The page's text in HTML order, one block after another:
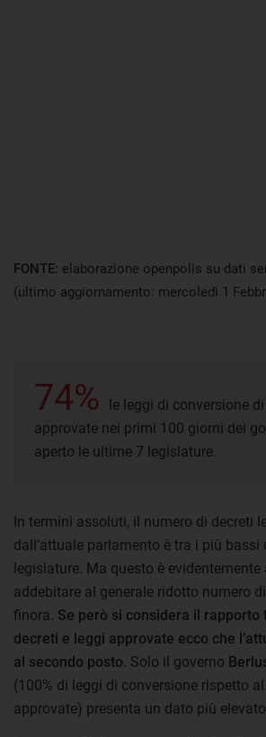
FONTE: elaborazione openpolis su dati
(ultimo aggiornamento: mercoledì 1
74%
le leggi di conversione
approvate nei primi 100 giorni dei
aperto le ultime 7 legislature.
In termini assoluti, il numero di decreti
dall’attuale parlamento è tra i più bassi
legislature. Ma questo è evidentemente
addebitare al generale ridotto numero
finora. Se però si considera il rapporto
decreti e leggi approvate ecco che
al secondo posto. Solo il governo
(100% di leggi di conversione rispetto
approvate) presenta un dato più